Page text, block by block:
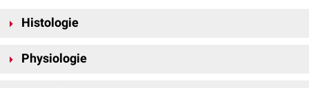
Histologie
um bipolareNeuronen
Physiologie